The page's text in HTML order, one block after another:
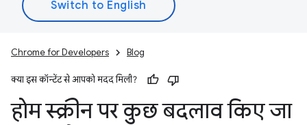
Chrome for Developers Blog
क्या इस कॉन्टेंट से आपको मदद मिली?
होम स्क्रीन पर कुछ बदलाव किए जा